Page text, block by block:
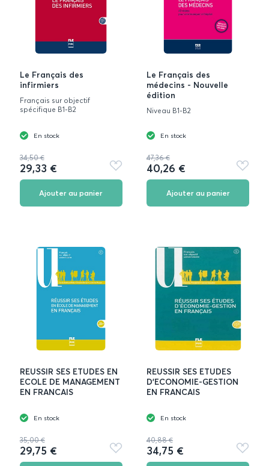
Le Français des
infirmiers
Français sur objectif
spécifique B1-B2
En stock
34,50 €
29,33 €
Ajouter
aux
Ajouter au panier
Le Français des
médecins - Nouvelle
édition
Niveau B1-B2
En stock
47,36 €
40,26 €
Ajouter
aux
Ajouter au panier
REUSSIR SES ETUDES EN
ECOLE DE MANAGEMENT
EN FRANCAIS
En stock
35,00 €
29,75 €
Ajouter
aux
REUSSIR SES ETUDES
D'ECONOMIE-GESTION
EN FRANCAIS
En stock
40,88 €
34,75 €
Ajouter
aux